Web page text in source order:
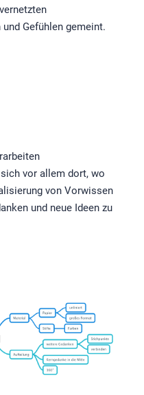
Gefühlen gemeint.
vor allem dort, wo
von Vorwissen
und neue Ideen zu